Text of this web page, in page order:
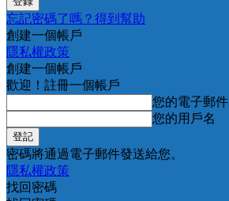
忘記密碼了嗎？得到幫助
創建一個帳戶
隱私權政策
創建一個帳戶
歡迎！註冊一個帳戶
您的電子郵件
您的用戶名
密碼將通過電子郵件發送給您。
隱私權政策
找回密碼